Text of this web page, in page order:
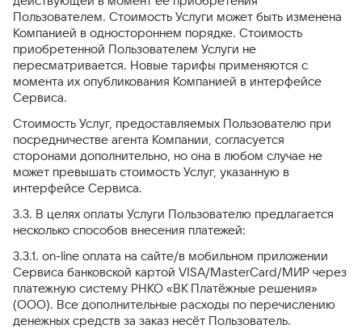
Пользователем. Стоимость Услуги может быть изменена
Компанией в одностороннем порядке. Стоимость
приобретенной Пользователем Услуги не
пересматривается. Новые тарифы применяются с
момента их опубликования Компанией в интерфейсе
Сервиса.
Стоимость Услуг, предоставляемых Пользователю при
посредничестве агента Компании, согласуется
сторонами дополнительно, но она в любом случае не
может превышать стоимость Услуг, указанную в
интерфейсе Сервиса.
3.3. В целях оплаты Услуги Пользователю предлагается
несколько способов внесения платежей:
3.3.1. on-line оплата на сайте/в мобильном приложении
Сервиса банковской картой VISA/MasterCard/МИР через
платежную систему РНКО «ВК Платёжные решения»
(ООО). Все дополнительные расходы по перечислению
денежных средств за заказ несёт Пользователь.